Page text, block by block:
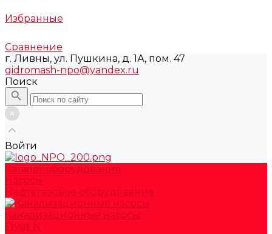
Избранные
Сравнение
г. Ливны, ул. Пушкина, д. 1А, пом. 47
gidromash-npo@yandex.ru
Поиск
Войти
Каталог оборудования
Насосы
Нефтегазовое оборудование
Канализационные насосы
Flygt N